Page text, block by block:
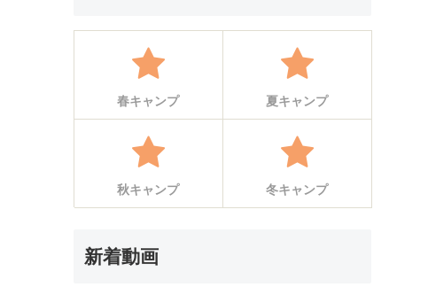
春キャンプ 夏キャンプ
秋キャンプ 冬キャンプ
新着動画